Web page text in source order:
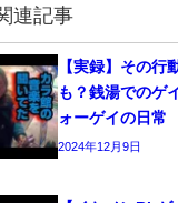
連記事
【実録】その行
も？銭湯でのゲ
ォーゲイの日常
2024年12月9日